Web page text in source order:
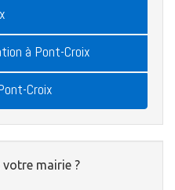
à Pont-Croix
Croix
mairie ?